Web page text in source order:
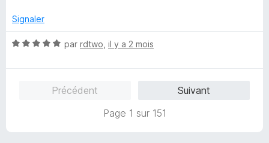
r1
u
Signaler
N
par rdtwo il y a 2 mois
Précédent
Suivant
Page 1 sur 151